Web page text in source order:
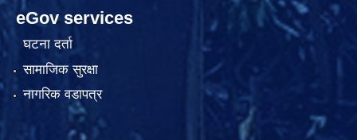
eGov services
घटना दर्ता
सामाजिक सुरक्षा
नागरिक वडापत्र